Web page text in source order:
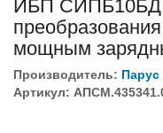
ИБП с мощным
масштабируемым
зависимости от
Оборудование связи и
ИБП
мощным
Производитель: Парус
Артикул: